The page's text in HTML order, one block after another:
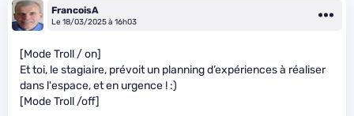
FrancoisA
Le 18/03/2025 à 16h03
[Mode Troll / on]
Et toi, le stagiaire, prévoit un planning d’expériences à réaliser
dans l'espace, et en urgence ! :)
[Mode Troll /off]